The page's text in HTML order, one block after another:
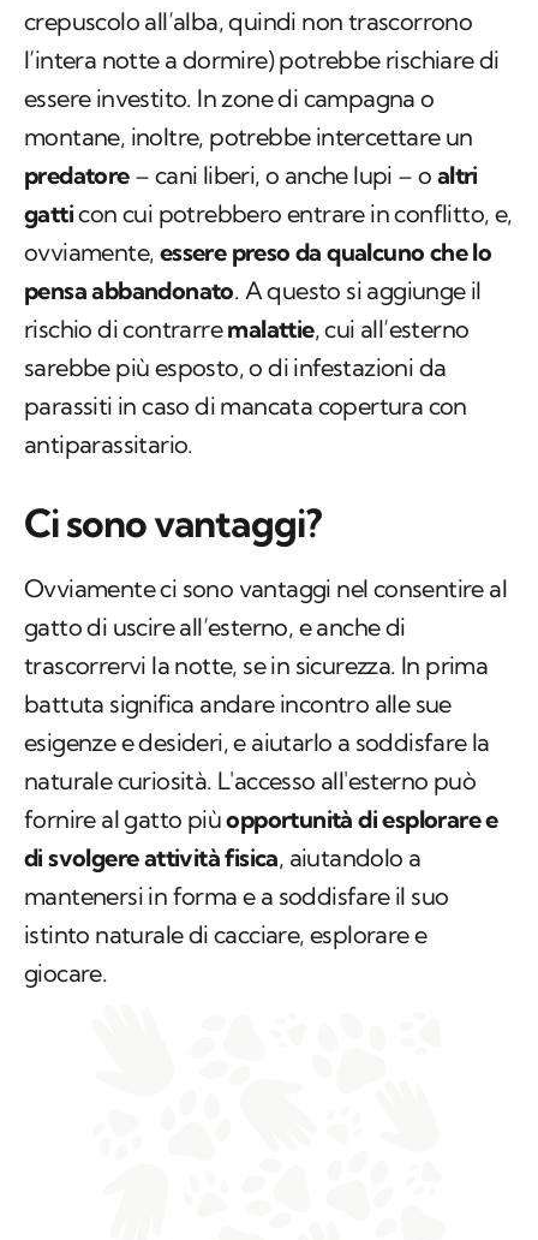
crepuscolo all’alba, quindi non trascorrono
l’intera notte a dormire) potrebbe rischiare di
essere investito. In zone di campagna o
montane, inoltre, potrebbe intercettare un
predatore– cani liberi, o anche lupi – o altri
gatticon cui potrebbero entrare in conflitto, e,
ovviamente, essere preso da qualcuno che lo
pensa abbandonato. A questo si aggiunge il
rischio di contrarremalattie, cui all’esterno
sarebbe più esposto, o di infestazioni da
parassiti in caso di mancata copertura con
antiparassitario.
Ci sono vantaggi?
Ovviamente ci sono vantaggi nel consentire al
gatto di uscire all’esterno, e anche di
trascorrervi la notte, se in sicurezza. In prima
battuta significa andare incontro alle sue
esigenze e desideri, e aiutarlo a soddisfare la
naturale curiosità. L'accesso all'esterno può
fornire al gatto piùopportunità di esplorare e
di svolgere attività fisica, aiutandolo a
mantenersi in forma e a soddisfare il suo
istinto naturale di cacciare, esplorare e
giocare.